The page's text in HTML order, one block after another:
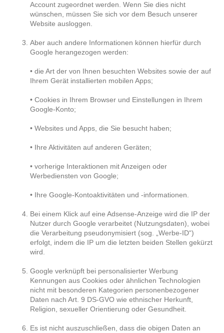
Account zugeordnet werden. Wenn Sie dies nicht
wünschen, müssen Sie sich vor dem Besuch unserer
Website ausloggen.
Aber auch andere Informationen können hierfür durch
Google herangezogen werden:
• die Art der von Ihnen besuchten Websites sowie der auf
Ihrem Gerät installierten mobilen Apps;
• Cookies in Ihrem Browser und Einstellungen in Ihrem
Google-Konto;
• Websites und Apps, die Sie besucht haben;
• Ihre Aktivitäten auf anderen Geräten;
• vorherige Interaktionen mit Anzeigen oder
Werbediensten von Google;
• Ihre Google-Kontoaktivitäten und -informationen.
Bei einem Klick auf eine Adsense-Anzeige wird die IP der
Nutzer durch Google verarbeitet (Nutzungsdaten), wobei
die Verarbeitung pseudonymisiert (sog. „Werbe-ID“)
erfolgt, indem die IP um die letzten beiden Stellen gekürzt
wird.
Google verknüpft bei personalisierter Werbung
Kennungen aus Cookies oder ähnlichen Technologien
nicht mit besonderen Kategorien personenbezogener
Daten nach Art. 9 DS-GVO wie ethnischer Herkunft,
Religion, sexueller Orientierung oder Gesundheit.
Es ist nicht auszuschließen, dass die obigen Daten an